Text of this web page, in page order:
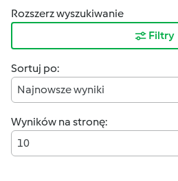
Rozszerz wyszukiwanie
Filtry
Sortuj po:
Najnowsze wyniki
Wyników na stronę:
10